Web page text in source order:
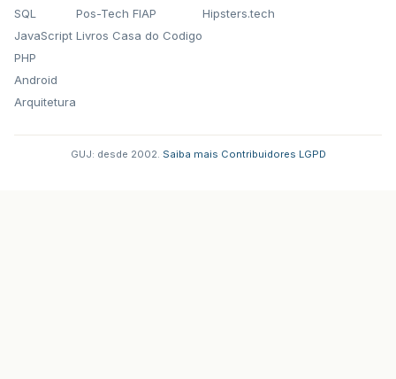
SQL
JavaScript
PHP
Android
Arquitetura
Pos-Tech FIAP
Livros Casa do Codigo
Hipsters.tech
GUJ: desde 2002. Saiba mais Contribuidores LGPD